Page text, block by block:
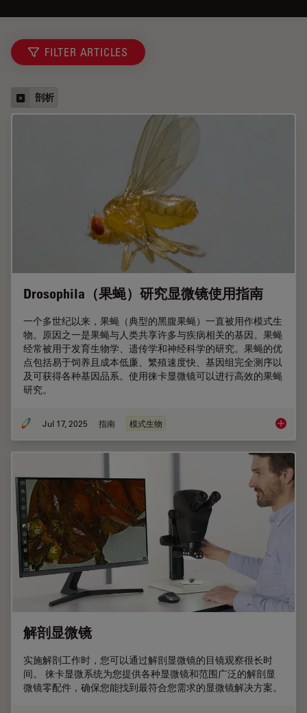
FILTER ARTICLES
剖析
Drosophila（果蝇）研究显微镜使用指南
一个多世纪以来，果蝇（典型的黑腹果蝇）一直被用作模式生
物。原因之一是果蝇与人类共享许多与疾病相关的基因。果蝇
经常被用于发育生物学、遗传学和神经科学的研究。果蝇的优
点包括易于饲养且成本低廉、繁殖速度快、基因组完全测序以
及可获得各种基因品系。使用徕卡显微镜可以进行高效的果蝇
研究。
Jul 17, 2025 指南 模式生物
解剖显微镜
实施解剖工作时，您可以通过解剖显微镜的目镜观察很长时
间。 徕卡显微系统为您提供各种显微镜和范围广泛的解剖显
微镜零配件，确保您能找到最符合您需求的显微镜解决方案。